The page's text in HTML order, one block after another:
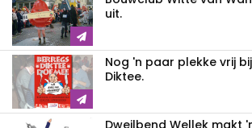
uit.
Nog 'n paar plekke vrij
Diktee.